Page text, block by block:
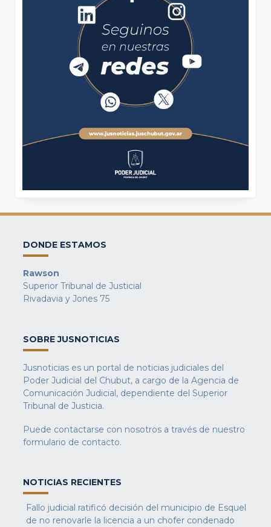
DONDE ESTAMOS
Rawson
Superior Tribunal de Justicial
Rivadavia y Jones 75
SOBRE JUSNOTICIAS
Jusnoticias es un portal de noticias judiciales del
Poder Judicial del Chubut, a cargo de la Agencia de
Comunicación Judicial, dependiente del Superior
Tribunal de Justicia.
Puede contactarse con nosotros a través de nuestro
formulario de contacto.
NOTICIAS RECIENTES
Fallo judicial ratificó decisión del municipio de Esquel
de no renovarle la licencia a un chofer condenado